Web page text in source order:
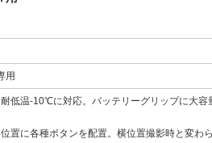
用
耐低温-10℃に対応。バッテリーグリップに大
位置に各種ボタンを配置。横位置撮影時と変わ